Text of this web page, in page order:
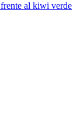
al kiwi verde